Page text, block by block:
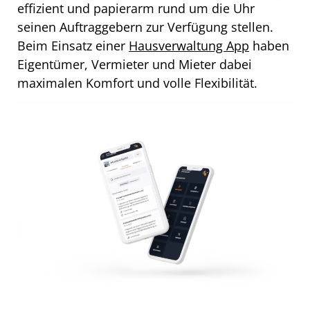
effizient und papierarm rund um die Uhr
seinen Auftraggebern zur Verfügung stellen.
Beim Einsatz einer Hausverwaltung App haben
Eigentümer, Vermieter und Mieter dabei
maximalen Komfort und volle Flexibilität.